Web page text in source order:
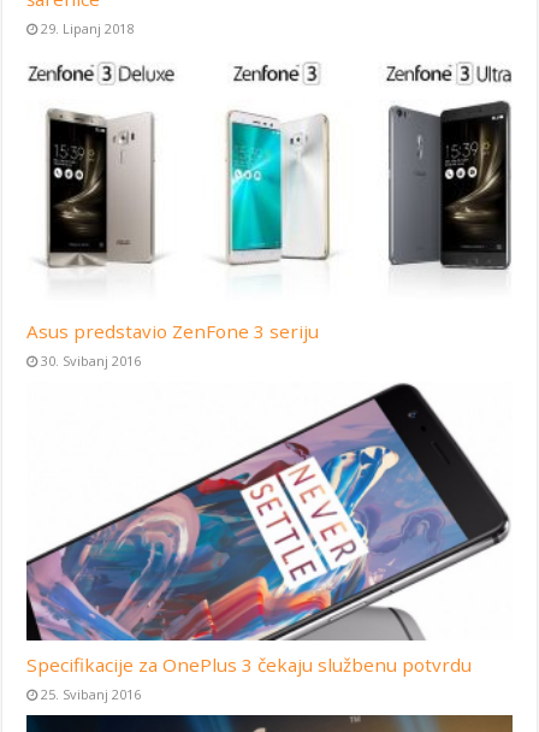
29. Lipanj 2018
Asus predstavio ZenFone 3 seriju
30. Svibanj 2016
Specifikacije za OnePlus 3 čekaju službenu potvrdu
25. Svibanj 2016